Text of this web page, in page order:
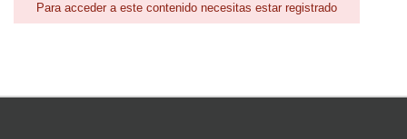
Para acceder a este contenido necesitas estar registrado